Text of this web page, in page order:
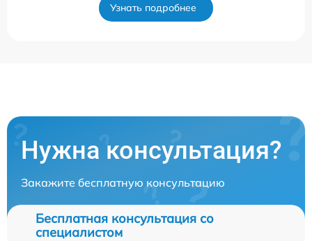
Узнать подробнее
Нужна консультация?
Закажите бесплатную консультацию
Бесплатная консультация со
специалистом